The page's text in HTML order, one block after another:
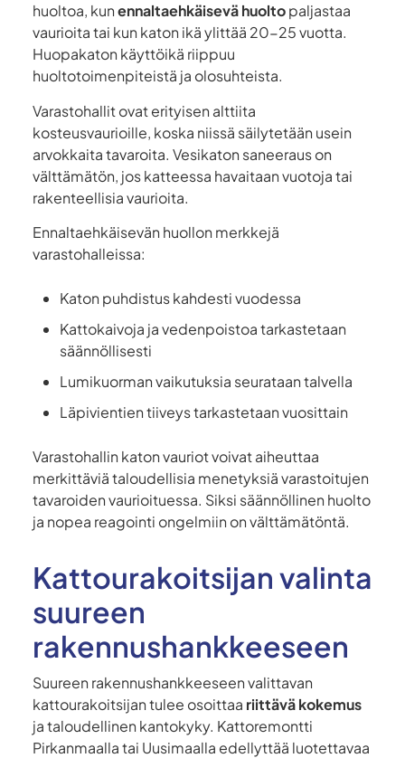
huoltoa, kunennaltaehkäisevä huoltopaljastaa
vaurioita tai kun katon ikä ylittää 20-25 vuotta.
Huopakaton käyttöikä riippuu
huoltotoimenpiteistä ja olosuhteista.
Varastohallit ovat erityisen alttiita
kosteusvaurioille, koska niissä säilytetään usein
arvokkaita tavaroita. Vesikaton saneeraus on
välttämätön, jos katteessa havaitaan vuotoja tai
rakenteellisia vaurioita.
Ennaltaehkäisevän huollon merkkejä
varastohalleissa:
Katon puhdistus kahdesti vuodessa
Kattokaivoja ja vedenpoistoa tarkastetaan
säännöllisesti
Lumikuorman vaikutuksia seurataan talvella
Läpivientien tiiveys tarkastetaan vuosittain
Varastohallin katon vauriot voivat aiheuttaa
merkittäviä taloudellisia menetyksiä varastoitujen
tavaroiden vaurioituessa. Siksi säännöllinen huolto
ja nopea reagointi ongelmiin on välttämätöntä.
Kattourakoitsijan valinta
suureen
rakennushankkeeseen
Suureen rakennushankkeeseen valittavan
kattourakoitsijan tulee osoittaa riittävä kokemus
ja taloudellinen kantokyky. Kattoremontti
Pirkanmaalla tai Uusimaalla edellyttää luotettavaa